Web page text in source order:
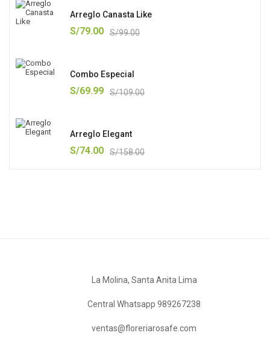
Arreglo Canasta Like
S/99.00
S/79.00
Combo Especial
S/109.00
S/69.99
Arreglo Elegant
S/158.00
S/74.00
La Molina, Santa Anita Lima
Central Whatsapp 989267238
ventas@floreriarosafe.com